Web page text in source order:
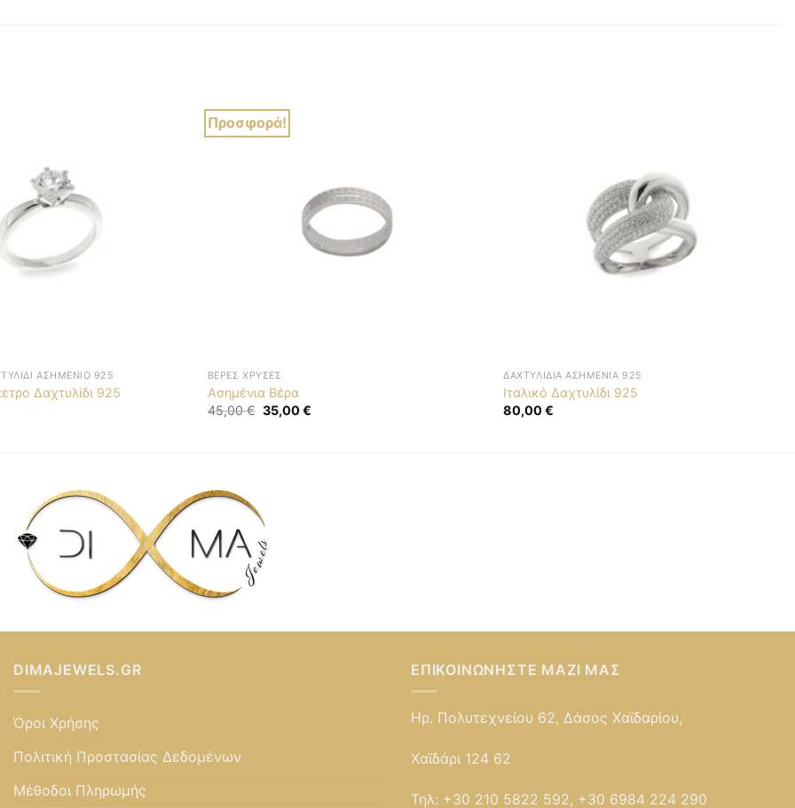
ΑΣΗΜΈΝΙΟ 925
Δαχτυλίδι 925
Προσφορά!
ΒΈΡΕΣ ΧΡΥΣΈΣ
Ασημένια Βέρα
45,00€ Original
price
35,00€
ΔΑΧΤΥΛΊΔΙΑ ΑΣΗΜΈΝΙΑ 925
Ιταλικό Δαχτυλίδι 925
80,00€
DIMAJEWELS.GR
Όροι Χρήσης
Πολιτική Προστασίας Δεδομένων
Μέθοδοι Πληρωμής
ΕΠΙΚΟΙΝΩΝΉΣΤΕ ΜΑΖΊ ΜΑΣ
Ηρ. Πολυτεχνείου 62, Δάσος Χαϊδαρίου,
Χαϊδάρι 124 62
Τηλ: +30 210 5822 592, +30 6984 224 290